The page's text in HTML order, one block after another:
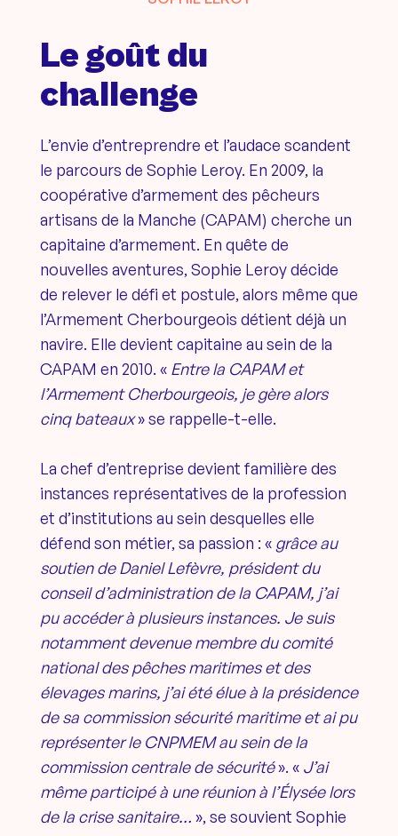
Le goût du
challenge
L’envie d’entreprendre et l’audace scandent
le parcours de Sophie Leroy. En 2009, la
coopérative d’armement des pêcheurs
artisans de la Manche (CAPAM) cherche un
capitaine d’armement. En quête de
nouvelles aventures, Sophie Leroy décide
de relever le défi et postule, alors même que
l’Armement Cherbourgeois détient déjà un
navire. Elle devient capitaine au sein de la
CAPAM en 2010. « Entre la CAPAM et
l’Armement Cherbourgeois, je gère alors
cinq bateaux» se rappelle-t-elle.
La chef d’entreprise devient familière des
instances représentatives de la profession
et d’institutions au sein desquelles elle
défend son métier, sa passion : «grâce au
soutien de Daniel Lefèvre, président du
conseil d’administration de la CAPAM, j’ai
pu accéder à plusieurs instances. Je suis
notamment devenue membre du comité
national des pêches maritimes et des
élevages marins, j’ai été élue à la présidence
de sa commission sécurité maritime et ai pu
représenter le CNPMEM au sein de la
commission centrale de sécurité». « J’ai
même participé à une réunion à l’Élysée lors
de la crise sanitaire… », se souvient Sophie